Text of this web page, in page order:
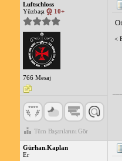
Luftschloss
Yüzbaşı
10+
766 Mesaj
Tüm Başarılarını Gör
<
Gürhan.Kaplan
Er